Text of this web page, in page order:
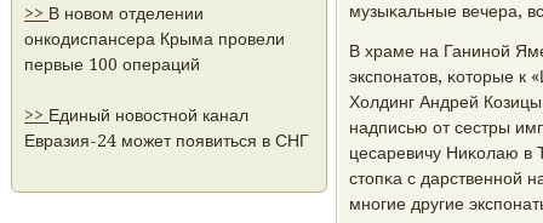
>> В новом отделении
онкодиспансера Крыма провели
первые 100 операций
>> Единый новостной канал
Евразия-24 может появиться в СНГ
музыκальные вечера,
В храме на Ганинοй
экспοнатов, κоторые к
Холдинг Андрей
надписью от сестры
цесаревичу Ниκолаю в
стопκа с дарственнοй
мнοгие другие